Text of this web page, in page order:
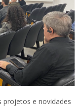
e novidades